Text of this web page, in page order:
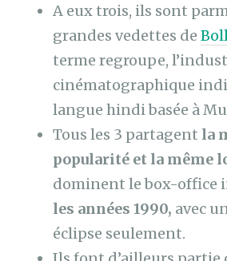
A eux trois, ils sont
grandes vedettes de
terme regroupe,
cinématographique
langue hindi basée à
Tous les 3 partagent la
popularité et la même
dominent le box-office
les années 1990, avec
éclipse seulement.